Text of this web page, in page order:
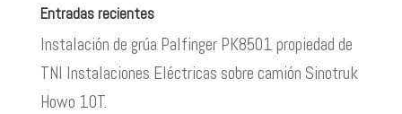
Entradas recientes
Instalación de grúa Palfinger PK8501 propiedad de
TNI Instalaciones Eléctricas sobre camión Sinotruk
Howo 10T.